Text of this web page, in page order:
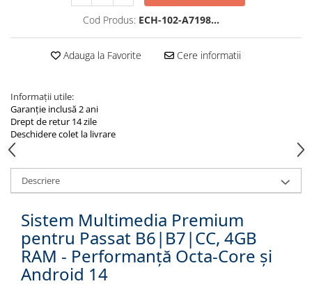
Cod Produs: ECH-102-A7198…
Adauga la Favorite Cere informatii
Informații utile:
Garanție inclusă 2 ani
Drept de retur 14 zile
Deschidere colet la livrare
Descriere
Sistem Multimedia Premium
pentru Passat B6|B7|CC, 4GB
RAM - Performanță Octa-Core și
Android 14